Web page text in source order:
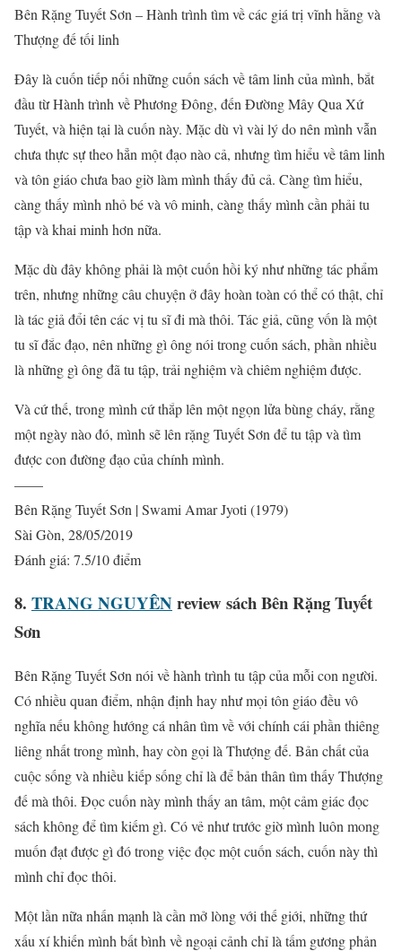
Bên Rặng Tuyết Sơn – Hành trình tìm về các giá trị vĩnh hằng và
Thượng đế tối linh
Đây là cuốn tiếp nối những cuốn sách về tâm linh của mình, bắt
đầu từ Hành trình về Phương Đông, đến Đường Mây Qua Xứ
Tuyết, và hiện tại là cuốn này. Mặc dù vì vài lý do nên mình vẫn
chưa thực sự theo hẳn một đạo nào cả, nhưng tìm hiểu về tâm linh
và tôn giáo chưa bao giờ làm mình thấy đủ cả. Càng tìm hiểu,
càng thấy mình nhỏ bé và vô minh, càng thấy mình cần phải tu
tập và khai minh hơn nữa.
Mặc dù đây không phải là một cuốn hồi ký như những tác phẩm
trên, nhưng những câu chuyện ở đây hoàn toàn có thể có thật, chỉ
là tác giả đổi tên các vị tu sĩ đi mà thôi. Tác giả, cũng vốn là một
tu sĩ đắc đạo, nên những gì ông nói trong cuốn sách, phần nhiều
là những gì ông đã tu tập, trải nghiệm và chiêm nghiệm được.
Và cứ thế, trong mình cứ thắp lên một ngọn lửa bùng cháy, rằng
một ngày nào đó, mình sẽ lên rặng Tuyết Sơn để tu tập và tìm
được con đường đạo của chính mình.
——
Bên Rặng Tuyết Sơn | Swami Amar Jyoti (1979)
Sài Gòn, 28/05/2019
Đánh giá: 7.5/10 điểm
8. TRANG NGUYÊN review sách Bên Rặng Tuyết
Sơn
Bên Rặng Tuyết Sơn nói về hành trình tu tập của mỗi con người.
Có nhiều quan điểm, nhận định hay như mọi tôn giáo đều vô
nghĩa nếu không hướng cá nhân tìm về với chính cái phần thiêng
liêng nhất trong mình, hay còn gọi là Thượng đế. Bản chất của
cuộc sống và nhiều kiếp sống chỉ là để bản thân tìm thấy Thượng
đế mà thôi. Đọc cuốn này mình thấy an tâm, một cảm giác đọc
sách không để tìm kiếm gì. Có vẻ như trước giờ mình luôn mong
muốn đạt được gì đó trong việc đọc một cuốn sách, cuốn này thì
mình chỉ đọc thôi.
Một lần nữa nhấn mạnh là cần mở lòng với thế giới, những thứ
xấu xí khiến mình bất bình về ngoại cảnh chỉ là tấm gương phản